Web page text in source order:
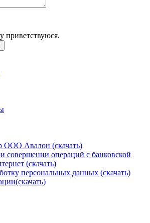
приветствуюся.
ООО Авалон (скачать)
совершении операций с банковской
(скачать)
персональных данных (скачать)